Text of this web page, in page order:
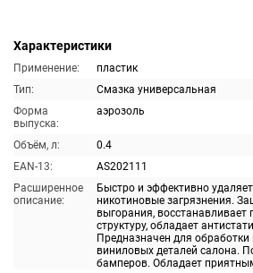
Характеристики
Применение:
пластик
Тип:
Смазка универсальная
Форма
выпуска:
аэрозоль
Объём, л:
0.4
EAN-13:
AS202111
Расширенное
описание:
Быстро и эффективно
никотиновые загрязнения.
выгорания,
структуру, обладает
Предназначен для обработки
виниловых деталей салона.
бамперов. Обладает